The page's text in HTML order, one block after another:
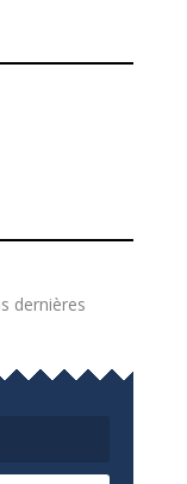
dernières